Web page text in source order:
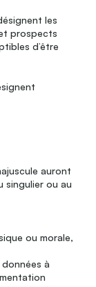
les
prospects
d’être
auront
singulier ou au
ou morale,
à